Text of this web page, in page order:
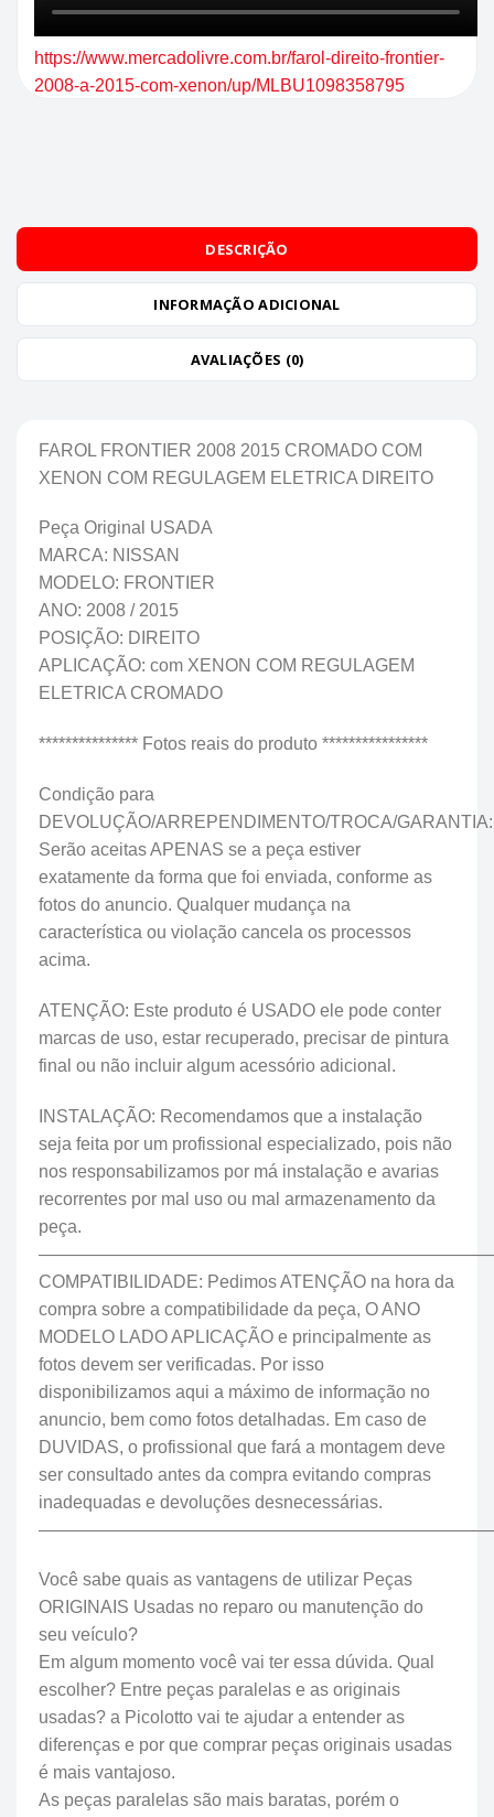
https://www.mercadolivre.com.br/farol-direito-frontier-
2008-a-2015-com-xenon/up/MLBU1098358795
DESCRIÇÃO
INFORMAÇÃO ADICIONAL
AVALIAÇÕES (0)
FAROL FRONTIER 2008 2015 CROMADO COM
XENON COM REGULAGEM ELETRICA DIREITO
Peça Original USADA
MARCA: NISSAN
MODELO: FRONTIER
ANO: 2008 / 2015
POSIÇÃO: DIREITO
APLICAÇÃO: com XENON COM REGULAGEM
ELETRICA CROMADO
*************** Fotos reais do produto ****************
Condição para
DEVOLUÇÃO/ARREPENDIMENTO/TROCA/GARANTIA:
Serão aceitas APENAS se a peça estiver
exatamente da forma que foi enviada, conforme as
fotos do anuncio. Qualquer mudança na
característica ou violação cancela os processos
acima.
ATENÇÃO: Este produto é USADO ele pode conter
marcas de uso, estar recuperado, precisar de pintura
final ou não incluir algum acessório adicional.
INSTALAÇÃO: Recomendamos que a instalação
seja feita por um profissional especializado, pois não
nos responsabilizamos por má instalação e avarias
recorrentes por mal uso ou mal armazenamento da
peça.
COMPATIBILIDADE: Pedimos ATENÇÃO na hora da
compra sobre a compatibilidade da peça, O ANO
MODELO LADO APLICAÇÃO e principalmente as
fotos devem ser verificadas. Por isso
disponibilizamos aqui a máximo de informação no
anuncio, bem como fotos detalhadas. Em caso de
DUVIDAS, o profissional que fará a montagem deve
ser consultado antes da compra evitando compras
inadequadas e devoluções desnecessárias.
Você sabe quais as vantagens de utilizar Peças
ORIGINAIS Usadas no reparo ou manutenção do
seu veículo?
Em algum momento você vai ter essa dúvida. Qual
escolher? Entre peças paralelas e as originais
usadas? a Picolotto vai te ajudar a entender as
diferenças e por que comprar peças originais usadas
é mais vantajoso.
As peças paralelas são mais baratas, porém o